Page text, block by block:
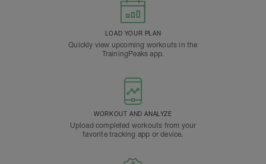
LOAD YOUR PLAN
Quickly view upcoming workouts in the
TrainingPeaks app.
WORKOUT AND ANALYZE
Upload completed workouts from your
favorite tracking app or device.